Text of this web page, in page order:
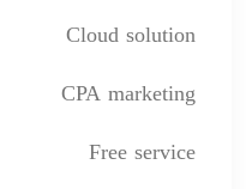
Cloud solution
CPA marketing
Free service